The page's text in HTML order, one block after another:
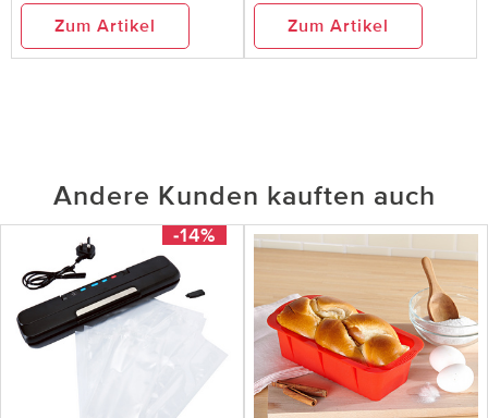
Zum Artikel Zum Artikel
Andere Kunden kauften auch
-14%